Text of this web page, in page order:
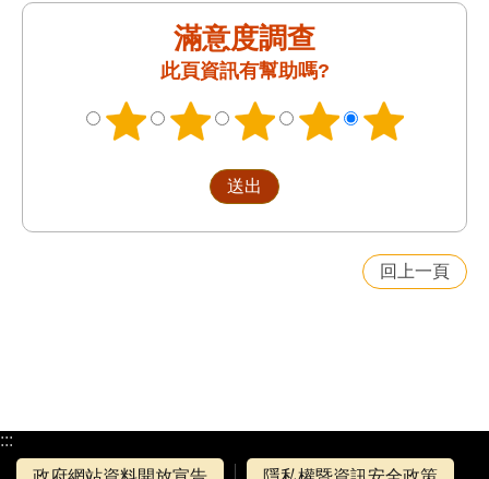
滿意度調查
此頁資訊有幫助嗎?
回上一頁
:::